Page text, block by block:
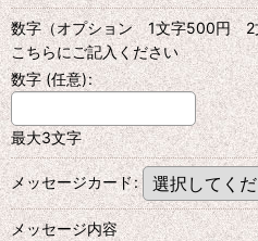
数字（オプション 1文字500円 2
こちらにご記入ください
数字(任意):
最大3文字
メッセージカード:
メッセージ内容